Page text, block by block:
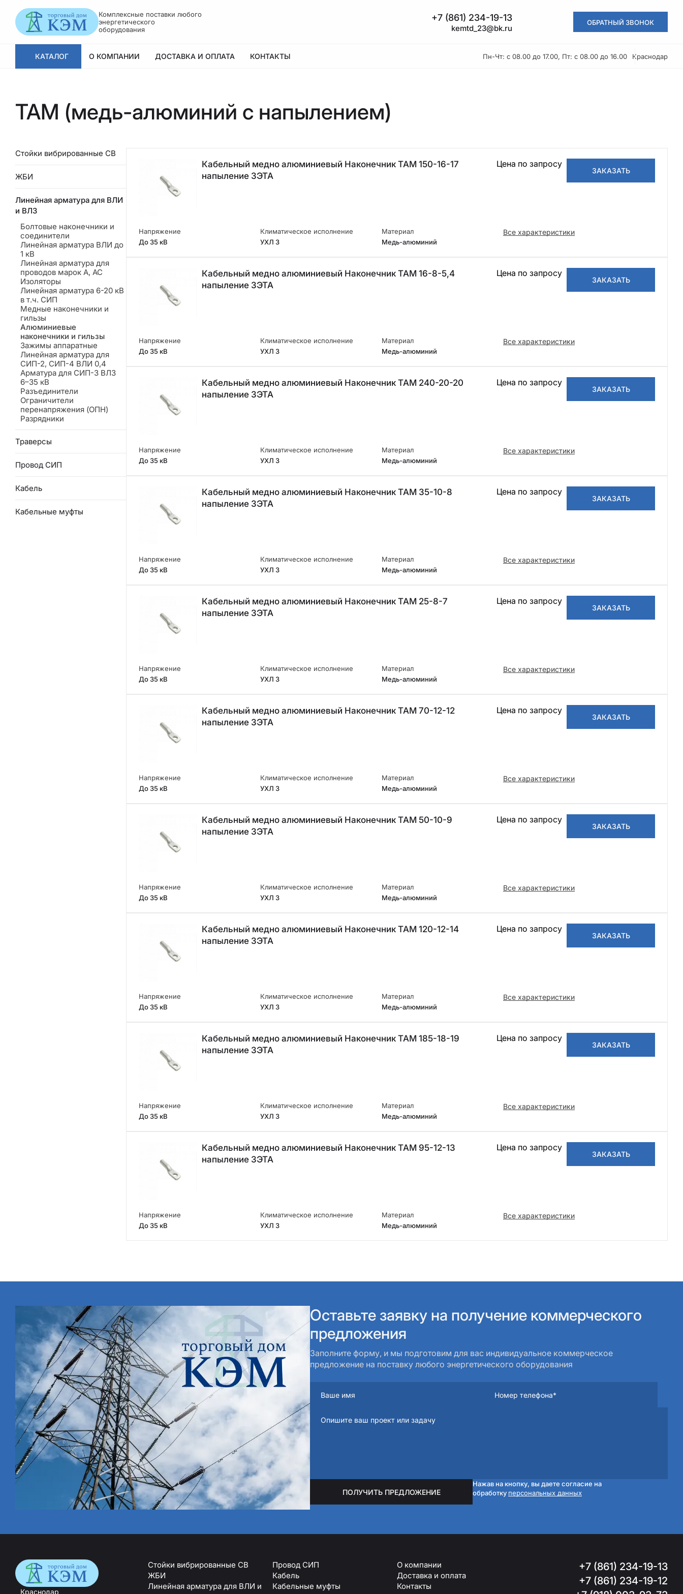
Комплексные поставки любого
энергетического
оборудования
+7 (861) 234-19-13
kemtd_23@bk.ru
ОБРАТНЫЙ ЗВОНОК
КАТАЛОГ О КОМПАНИИ ДОСТАВКА И ОПЛАТА КОНТАКТЫ Пн-Чт: с 08.00 до 17.00, Пт: с 08.00 до 16.00 Краснодар
ТАМ (медь-алюминий с напылением)
Стойки вибрированные СВ
ЖБИ
Линейная арматура для
ВЛИ и ВЛЗ
Болтовые наконечники и
соединители
Линейная арматура ВЛИ до
1 кВ
Линейная арматура для
проводов марок А, АС
Изоляторы
Линейная арматура 6-20 кВ
в т.ч. СИП
Медные наконечники и
гильзы
Алюминиевые
наконечники и гильзы
Зажимы аппаратные
Линейная арматура для
СИП-2, СИП-4 ВЛИ 0,4
Арматура для СИП-3 ВЛЗ 6–
35 кВ
Разъединители
Ограничители
перенапряжения (ОПН)
Разрядники
Траверсы
Провод СИП
Кабель
Кабельные муфты
Кабельный медно алюминиевый Наконечник ТАМ 150-16-17
напыление ЗЭТА
Цена по запросу
ЗАКАЗАТЬ
Напряжение
До 35 кВ
Климатическое исполнение
УХЛ 3
Материал
Медь-алюминий
Все характеристики
Кабельный медно алюминиевый Наконечник ТАМ 16-8-5,4
напыление ЗЭТА
Цена по запросу
ЗАКАЗАТЬ
Напряжение
До 35 кВ
Климатическое исполнение
УХЛ 3
Материал
Медь-алюминий
Все характеристики
Кабельный медно алюминиевый Наконечник ТАМ 240-20-20
напыление ЗЭТА
Цена по запросу
ЗАКАЗАТЬ
Напряжение
До 35 кВ
Климатическое исполнение
УХЛ 3
Материал
Медь-алюминий
Все характеристики
Кабельный медно алюминиевый Наконечник ТАМ 35-10-8
напыление ЗЭТА
Цена по запросу
ЗАКАЗАТЬ
Напряжение
До 35 кВ
Климатическое исполнение
УХЛ 3
Материал
Медь-алюминий
Все характеристики
Кабельный медно алюминиевый Наконечник ТАМ 25-8-7
напыление ЗЭТА
Цена по запросу
ЗАКАЗАТЬ
Напряжение
До 35 кВ
Климатическое исполнение
УХЛ 3
Материал
Медь-алюминий
Все характеристики
Кабельный медно алюминиевый Наконечник ТАМ 70-12-12
напыление ЗЭТА
Цена по запросу
ЗАКАЗАТЬ
Напряжение
До 35 кВ
Климатическое исполнение
УХЛ 3
Материал
Медь-алюминий
Все характеристики
Кабельный медно алюминиевый Наконечник ТАМ 50-10-9
напыление ЗЭТА
Цена по запросу
ЗАКАЗАТЬ
Напряжение
До 35 кВ
Климатическое исполнение
УХЛ 3
Материал
Медь-алюминий
Все характеристики
Кабельный медно алюминиевый Наконечник ТАМ 120-12-14
напыление ЗЭТА
Цена по запросу
ЗАКАЗАТЬ
Напряжение
До 35 кВ
Климатическое исполнение
УХЛ 3
Материал
Медь-алюминий
Все характеристики
Кабельный медно алюминиевый Наконечник ТАМ 185-18-19
напыление ЗЭТА
Цена по запросу
ЗАКАЗАТЬ
Напряжение
До 35 кВ
Климатическое исполнение
УХЛ 3
Материал
Медь-алюминий
Все характеристики
Кабельный медно алюминиевый Наконечник ТАМ 95-12-13
напыление ЗЭТА
Цена по запросу
ЗАКАЗАТЬ
Напряжение
До 35 кВ
Климатическое исполнение
УХЛ 3
Материал
Медь-алюминий
Все характеристики
Оставьте заявку на получение коммерческого
предложения
Заполните форму, и мы подготовим для вас индивидуальное коммерческое предложение
на поставку любого энергетического оборудования
ПОЛУЧИТЬ ПРЕДЛОЖЕНИЕ
Нажав на кнопку, вы даете согласие на
обработкуперсональных данных
Краснодар
Стойки вибрированные СВ
ЖБИ
Линейная арматура для ВЛИ и
Провод СИП
Кабель
Кабельные муфты
О компании
Доставка и оплата
Контакты
+7 (861) 234-19-13
+7 (861) 234-19-12
+7 (861) 234-19-13
Армавир
Геленджик
Ростов
Севастополь
Туапсе